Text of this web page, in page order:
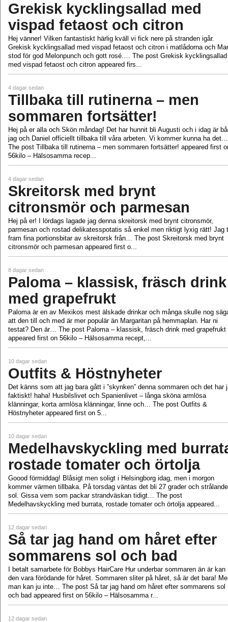
Grekisk kycklingsallad med
vispad fetaost och citron
Hej vänner! Vilken fantastiskt härlig kväll vi fick nere på stranden igår.
Grekisk kycklingsallad med vispad fetaost och citron i matlådorna och
stod för god Melonpunch och gott rosé.… The post Grekisk kycklingsallad
med vispad fetaost och citron appeared firs...
4 dagar sedan
Tillbaka till rutinerna – men
sommaren fortsätter!
Hej på er alla och Skön måndag! Det har hunnit bli Augusti och i idag är
jag och Daniel officiellt tillbaka till våra arbeten. Vi kommer kunna ha det…
The post Tillbaka till rutinerna – men sommaren fortsätter! appeared first
56kilo – Hälsosamma recep...
4 dagar sedan
Skreitorsk med brynt
citronsmör och parmesan
Hej på er! I lördags lagade jag denna skreitorsk med brynt citronsmör,
parmesan och rostad delikatesspotatis så enkel men riktigt lyxig rätt! Jag
fram fina portionsbitar av skreitorsk från… The post Skreitorsk med brynt
citronsmör och parmesan appeared first o...
8 dagar sedan
Paloma – klassisk, fräsch drink
med grapefrukt
Paloma är en av Mexikos mest älskade drinkar och många skulle nog
att den till och med är mer populär än Margaritan på hemmaplan. Har ni
testat? Den är… The post Paloma – klassisk, fräsch drink med grapefrukt
appeared first on 56kilo – Hälsosamma recept,...
10 dagar sedan
Outfits & Höstnyheter
Det känns som att jag bara gått i ”skynken” denna sommaren och det har
faktiskt! haha! Husbilslivet och Spanienlivet – långa sköna armlösa
klänningar, korta armlösa klänningar, linne och… The post Outfits &
Höstnyheter appeared first on 5...
10 dagar sedan
Medelhavskyckling med
rostade tomater och örtolja
Goood förmiddag! Blåsigt men soligt i Helsingborg idag, men i morgon
kommer värmen tillbaka. På torsdag väntas det bli 27 grader och strålande
sol. Gissa vem som packar strandväskan tidigt… The post
Medelhavskyckling med burrata, rostade tomater och örtolja appeared...
12 dagar sedan
Så tar jag hand om håret efter
sommarens sol och bad
I betalt samarbete för Bobbys HairCare Hur underbar sommaren än är kan
den vara förödande för håret. Sommaren sliter på håret, så är det bara!
man kan ju inte… The post Så tar jag hand om håret efter sommarens sol
och bad appeared first on 56kilo – Hälsosamma r...
12 dagar sedan